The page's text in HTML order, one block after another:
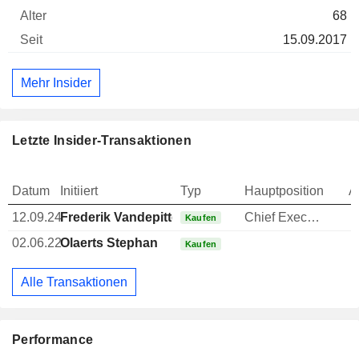
Performance
68
15.09.2017
Mehr Insider
Letzte Insider-Transaktionen
Datum Initiiert Typ Hauptposition
12.09.24Frederik Vandepitte Kaufen Chief Executive Officer (CEO)
02.06.22Olaerts Stephan Kaufen
Alle Transaktionen